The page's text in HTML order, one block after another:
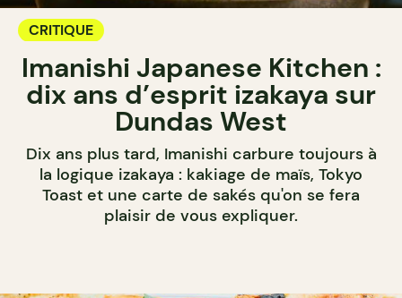
CRITIQUE
Imanishi Japanese Kitchen :
dix ans d’esprit izakaya sur
Dundas West
Dix ans plus tard, Imanishi carbure toujours à
la logique izakaya : kakiage de maïs, Tokyo
Toast et une carte de sakés qu'on se fera
plaisir de vous expliquer.